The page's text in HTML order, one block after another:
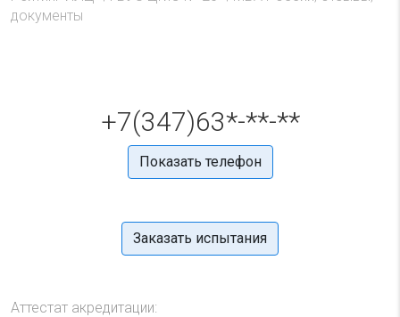
документы
+7(347)63*-**-**
Показать телефон
Заказать испытания
Аттестат акредитации: